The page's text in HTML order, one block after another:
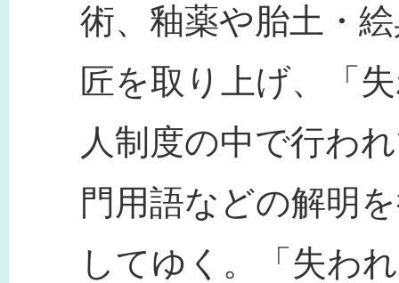
術、釉薬や胎土・
匠を取り上げ、「
人制度の中で行わ
門用語などの解明
してゆく。「失わ